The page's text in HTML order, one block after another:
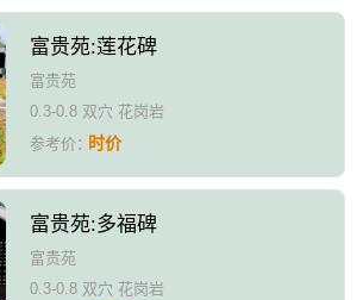
富贵苑:莲花碑
富贵苑
0.3-0.8 双穴 花岗岩
参考价：时价
富贵苑:多福碑
富贵苑
0.3-0.8 双穴 花岗岩